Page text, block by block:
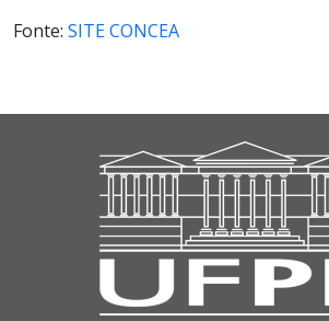
Fonte: SITE CONCEA